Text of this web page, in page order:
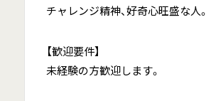
チャレンジ精神、好奇心旺盛な人。
【歓迎要件】
未経験の方歓迎します。